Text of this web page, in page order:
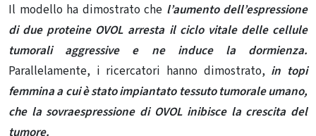
Il modello ha dimostrato che l’aumento dell’espressione
di due proteine ​​OVOL arresta il ciclo vitale delle cellule
tumorali aggressive e ne induce la dormienza.
Parallelamente, i ricercatori hanno dimostrato, in topi
femmina a cui è stato impiantato tessuto tumorale umano,
che la sovraespressione di OVOL inibisce la crescita del
tumore.